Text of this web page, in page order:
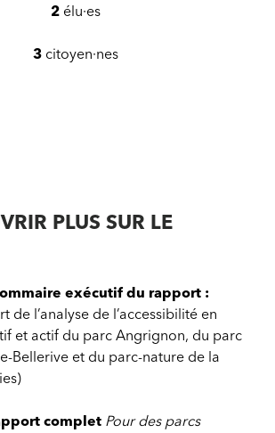
2 élu·es
3 citoyen·nes
PLUS SUR LE
exécutif du rapport :
de l’analyse de l’accessibilité en
et actif du parc Angrignon, du parc
Bellerive et du parc-nature de la
complet Pour des parcs